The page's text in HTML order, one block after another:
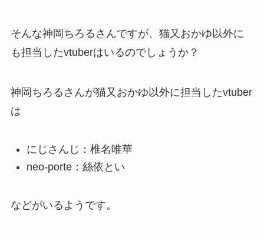
そんな神岡ちろるさんですが、猫又おかゆ以外に
も担当したvtuberはいるのでしょうか？
神岡ちろるさんが猫又おかゆ以外に担当したvtuber
は
にじさんじ：椎名唯華
neo-porte：絲依とい
などがいるようです。